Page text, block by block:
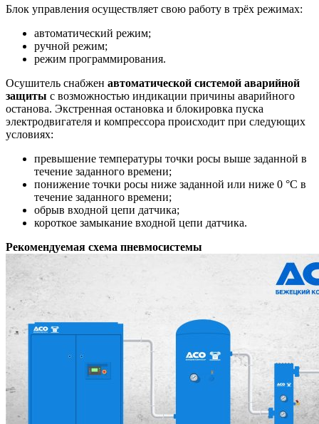
Блок управления осуществляет свою работу в трёх режимах:
автоматический режим;
ручной режим;
режим программирования.
Осушитель снабжен автоматической системой аварийной
защиты с возможностью индикации причины аварийного
останова. Экстренная остановка и блокировка пуска
электродвигателя и компрессора происходит при следующих
условиях:
превышение температуры точки росы выше заданной в
течение заданного времени;
понижение точки росы ниже заданной или ниже 0 °С в
течение заданного времени;
обрыв входной цепи датчика;
короткое замыкание входной цепи датчика.
Рекомендуемая схема пневмосистемы